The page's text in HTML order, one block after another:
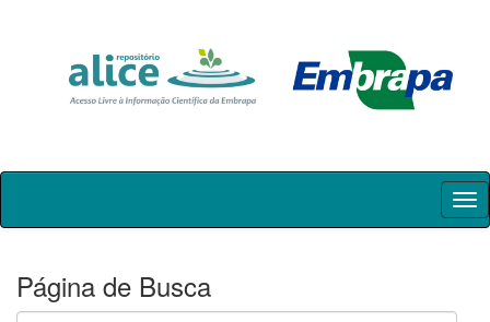
Skip
Página de Busca